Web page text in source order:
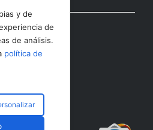
secciones
Contacto
2023 RRHHDigital
y de
de
de análisis.
política de